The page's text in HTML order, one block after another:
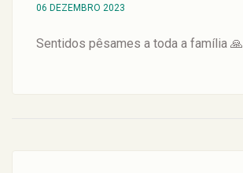
06 DEZEMBRO 2023
Sentidos pêsames a toda a família 🙏